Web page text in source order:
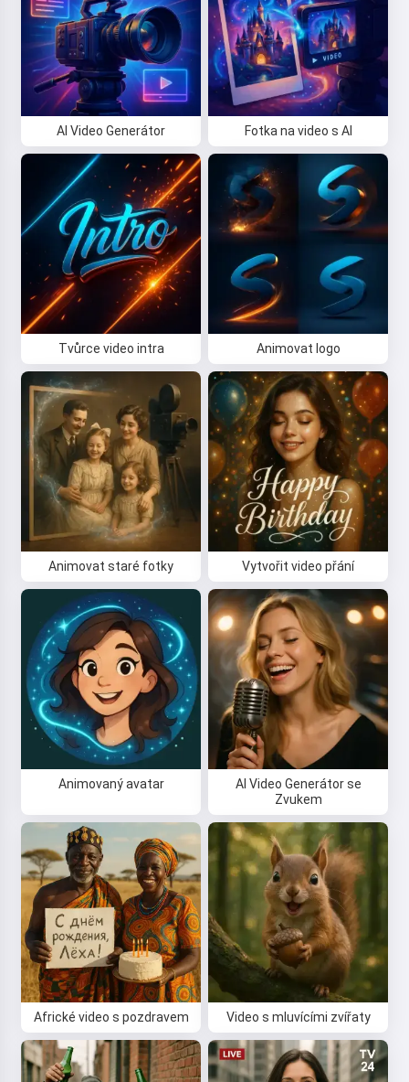
AI Video Generátor Fotka na video s AI
Tvůrce video intra Animovat logo
Animovat staré fotky Vytvořit video přání
Animovaný avatar
AI Video Generátor se
Zvukem
Africké video s pozdravem Video s mluvícími zvířaty